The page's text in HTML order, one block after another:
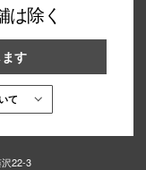
は除く
す
て
22-3